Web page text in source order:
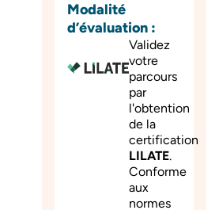
Modalité
d’évaluation :
Validez
votre
parcours
par
l'obtention
de la
certification
LILATE.
Conforme
aux
normes